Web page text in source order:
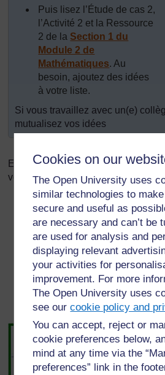
Cookies on our
The Open University uses
similar technologies to
secure and useful as
are necessary and can’t be
are used for analysis and
displaying relevant
your activities for
improvement. For more
The Open University uses
see ourcookie policy and
You can accept, reject or
cookie preferences below,
mind at any time via the
preferences” link in the
Puis lisez l’Étude de cas 2,
l’Activité 2 et la Ressource
2 de la Section 1 du
Module 2 de
Mathématiques. Au
besoin, ajoutez des idées
à votre liste.
Si vous travaillez avec un(e)
mutualisez vos idées
En plus du dictionnaire de mots
votre liste ?
Des affiches placées sur les
les nouveaux mots
Des affiches placées sur les
les nouveaux mots et leurs
Des activités permettant aux
à utiliser ces nouveaux mots,
puzzles